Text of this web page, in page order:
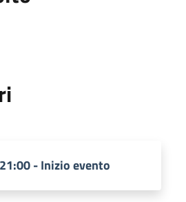
21:00 - Inizio evento